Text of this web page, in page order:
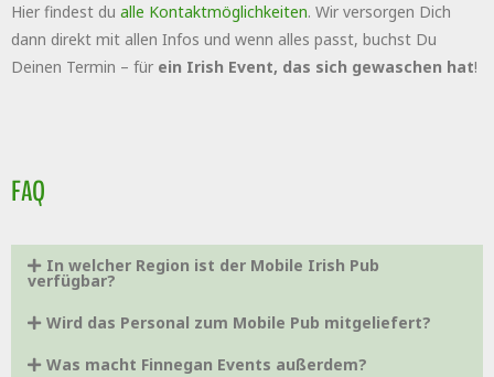
Hier findest du alle Kontaktmöglichkeiten. Wir versorgen Dich
dann direkt mit allen Infos und wenn alles passt, buchst Du
Deinen Termin – für ein Irish Event, das sich gewaschen hat!
FAQ
In welcher Region ist der Mobile Irish Pub
verfügbar?
Wird das Personal zum Mobile Pub mitgeliefert?
Was macht Finnegan Events außerdem?